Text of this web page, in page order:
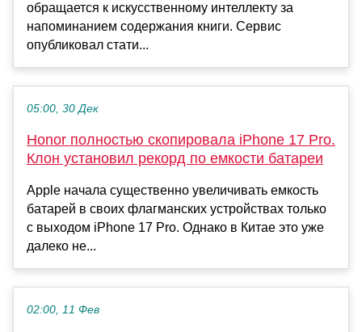
обращается к искусственному интеллекту за
напоминанием содержания книги. Сервис
опубликовал стати...
05:00, 30 Дек
Honor полностью скопировала iPhone 17 Pro.
Клон установил рекорд по емкости батареи
Apple начала существенно увеличивать емкость
батарей в своих флагманских устройствах только
с выходом iPhone 17 Pro. Однако в Китае это уже
далеко не...
02:00, 11 Фев